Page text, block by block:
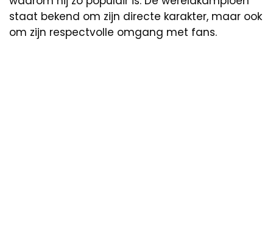
staat bekend om zijn directe karakter, maar ook
om zijn respectvolle omgang met fans.